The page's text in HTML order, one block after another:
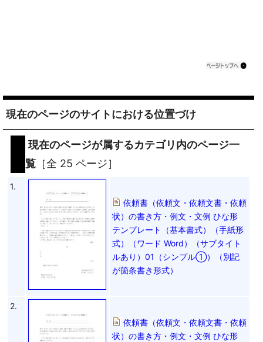
現在のページのサイトにおける位置づけ
現在のページが属するカテゴリ内のページ一
覧 ［全 25 ページ］
1.
依頼書（依頼文・依頼文書・依頼
状）の書き方・例文・文例 ひな形
テンプレート（基本書式）（手紙形
式）（ワード Word）（サブタイト
ルあり）01（シンプル①）（別記
が箇条書き形式）
2.
依頼書（依頼文・依頼文書・依頼
状）の書き方・例文・文例 ひな形